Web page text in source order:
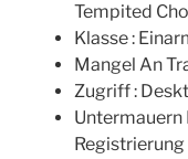
Tempited
Klasse :
Mangel An
Zugriff :
Untermauern